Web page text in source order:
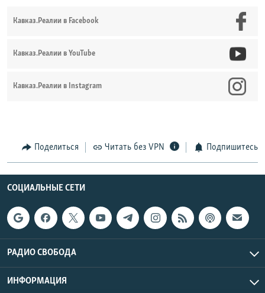
Кавказ.Реалии в Facebook
Кавказ.Реалии в YouTube
Кавказ.Реалии в Instagram
Поделиться Читать без VPN Подпишитесь
СОЦИАЛЬНЫЕ СЕТИ
РАДИО СВОБОДА
ИНФОРМАЦИЯ